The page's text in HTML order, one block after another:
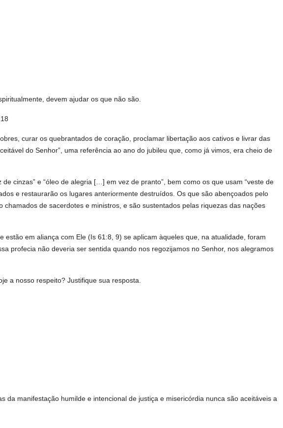
devem ajudar os que não são.
curar os quebrantados de coração, proclamar libertação aos cativos e livrar das
do Senhor”, uma referência ao ano do jubileu que, como já vimos, era cheio de
cinzas” e “óleo de alegria […] em vez de pranto”, bem como os que usam “veste de
e restaurarão os lugares anteriormente destruídos. Os que são abençoados pelo
de sacerdotes e ministros, e são sustentados pelas riquezas das nações
em aliança com Ele (Is 61:8, 9) se aplicam àqueles que, na atualidade, foram
profecia não deveria ser sentida quando nos regozijamos no Senhor, nos alegramos
a nosso respeito? Justifique sua resposta.
manifestação humilde e intencional de justiça e misericórdia nunca são aceitáveis a